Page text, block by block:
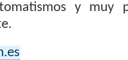
y muy